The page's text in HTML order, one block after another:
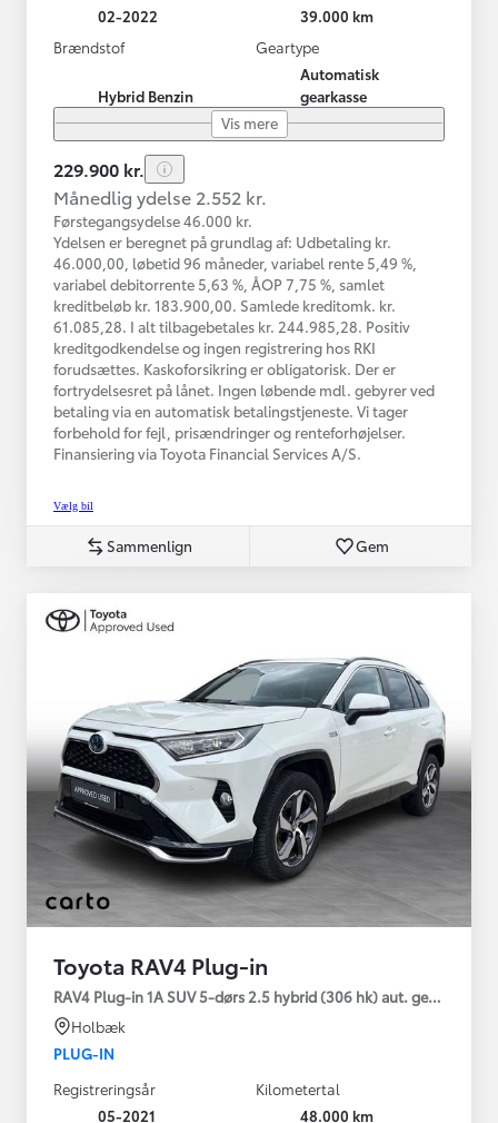
02-2022
39.000 km
Brændstof
Hybrid Benzin
Geartype
Automatisk
gearkasse
Vis mere
229.900 kr.
Månedlig ydelse 2.552 kr.
Førstegangsydelse 46.000 kr.
Ydelsen er beregnet på grundlag af: Udbetaling kr.
46.000,00, løbetid 96 måneder, variabel rente 5,49 %,
variabel debitorrente 5,63 %, ÅOP 7,75 %, samlet
kreditbeløb kr. 183.900,00. Samlede kreditomk. kr.
61.085,28. I alt tilbagebetales kr. 244.985,28. Positiv
kreditgodkendelse og ingen registrering hos RKI
forudsættes. Kaskoforsikring er obligatorisk. Der er
fortrydelsesret på lånet. Ingen løbende mdl. gebyrer ved
betaling via en automatisk betalingstjeneste. Vi tager
forbehold for fejl, prisændringer og renteforhøjelser.
Finansiering via Toyota Financial Services A/S.
Vælg bil
Sammenlign Gem
Toyota RAV4 Plug-in
RAV4 Plug-in 1A SUV 5-dørs 2.5 hybrid (306 hk) aut. gear AWD-i
Holbæk
PLUG-IN
Registreringsår
05-2021
Kilometertal
48.000 km